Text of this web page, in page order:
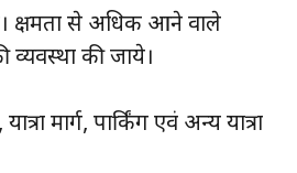
क्षमता से अधिक आने वाले
व्यवस्था की जाये।
मार्ग, पार्किंग एवं अन्य यात्रा